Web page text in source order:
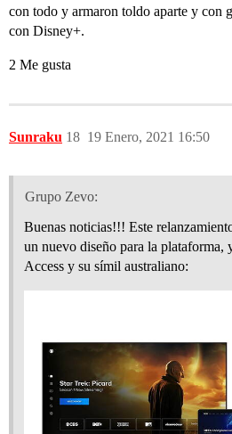
con todo y armaron toldo aparte y con
con Disney+.
2 Me gusta
Sunraku 19 Enero, 2021 16:50
18
Grupo Zevo:
Buenas noticias!!! Este
un nuevo diseño para la plataforma,
Access y su símil australiano: